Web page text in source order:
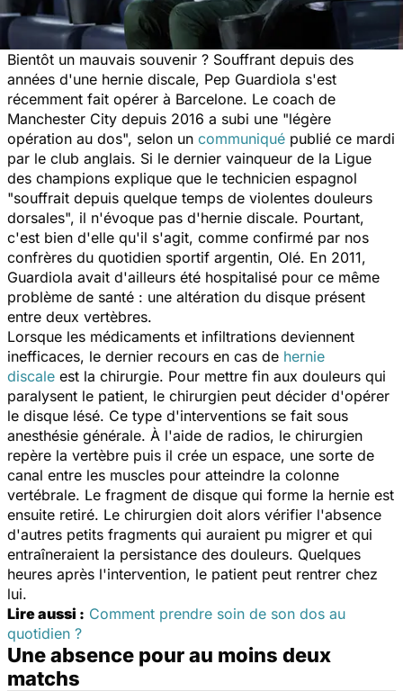
Bientôt un mauvais souvenir ? Souffrant depuis des
années d'une hernie discale, Pep Guardiola s'est
récemment fait opérer à Barcelone. Le coach de
Manchester City depuis 2016 a subi une "légère
opération au dos", selon un communiqué publié ce mardi
par le club anglais. Si le dernier vainqueur de la Ligue
des champions explique que le technicien espagnol
"souffrait depuis quelque temps de violentes douleurs
dorsales", il n'évoque pas d'hernie discale. Pourtant,
c'est bien d'elle qu'il s'agit, comme confirmé par nos
confrères du quotidien sportif argentin, Olé. En 2011,
Guardiola avait d'ailleurs été hospitalisé pour ce même
problème de santé : une altération du disque présent
entre deux vertèbres.
Lorsque les médicaments et infiltrations deviennent
inefficaces, le dernier recours en cas de hernie
discale est la chirurgie. Pour mettre fin aux douleurs qui
paralysent le patient, le chirurgien peut décider d'opérer
le disque lésé. Ce type d'interventions se fait sous
anesthésie générale. À l'aide de radios, le chirurgien
repère la vertèbre puis il crée un espace, une sorte de
canal entre les muscles pour atteindre la colonne
vertébrale. Le fragment de disque qui forme la hernie est
ensuite retiré. Le chirurgien doit alors vérifier l'absence
d'autres petits fragments qui auraient pu migrer et qui
entraîneraient la persistance des douleurs. Quelques
heures après l'intervention, le patient peut rentrer chez
lui.
Lire aussi : Comment prendre soin de son dos au
quotidien ?
Une absence pour au moins deux
matchs